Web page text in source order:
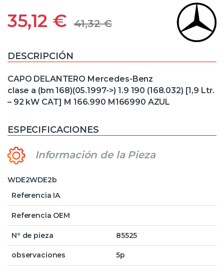
35,12 € 41,32€
DESCRIPCIÓN
CAPO DELANTERO Mercedes-Benz
clase a (bm 168)(05.1997->) 1.9 190 (168.032) [1,9 Ltr.
– 92 kW CAT] M 166.990 M166990 AZUL
ESPECIFICACIONES
Información de la Pieza
WDE2WDE2b
Referencia IA
Referencia OEM
Nº de pieza 85525
observaciones 5p